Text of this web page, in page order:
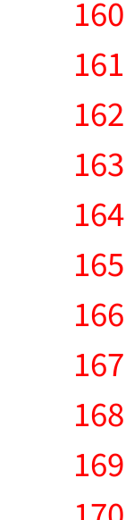
160
161
162
163
164
165
166
167
168
169